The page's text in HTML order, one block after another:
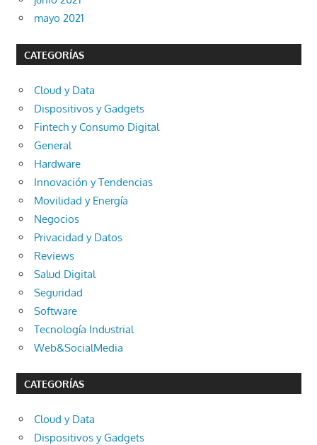
mayo 2021
CATEGORÍAS
Cloud y Data
Dispositivos y Gadgets
Fintech y Consumo Digital
General
Hardware
Innovación y Tendencias
Movilidad y Energía
Negocios
Privacidad y Datos
Reviews
Salud Digital
Seguridad
Software
Tecnología Industrial
Web&SocialMedia
CATEGORÍAS
Cloud y Data
Dispositivos y Gadgets